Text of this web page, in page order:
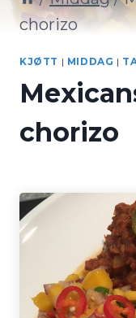
chorizo
KJØTT | MIDDAG |
chorizo